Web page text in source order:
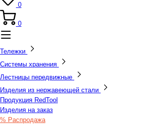
0
0
Тележки
Системы хранения
Лестницы передвижные
Изделия из нержавеющей стали
Продукция RedTool
Изделия на заказ
% Распродажа